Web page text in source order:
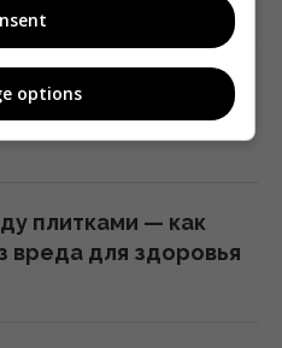
помощи
союзника
бутерброда:
после
кулинаров
плитками — как
вреда для здоровья
options